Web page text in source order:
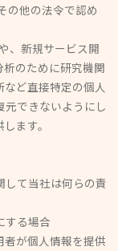
他の法令で認め
、新規サービス開
のために研究機関
ど直接特定の個人
できないようにし
ます。
して当社は何らの責
る場合
が個人情報を提供